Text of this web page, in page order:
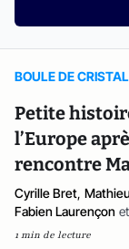
BOULE DE CRISTAL
Petite
l’Europe
rencontre
Cyrille Bret,
Fabien Laurençon et
1 min de lecture